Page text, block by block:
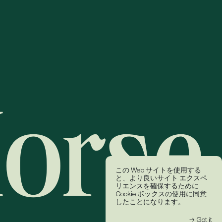
この Web サイトを使用する
と、より良いサイト エクスペ
リエンスを確保するために
Cookie ボックスの使用に同意
したことになります。
→ Got it